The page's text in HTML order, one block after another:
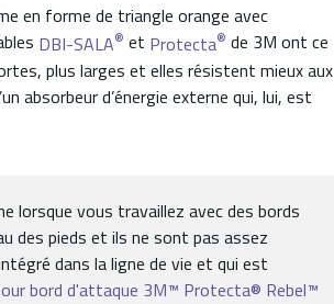
en forme de triangle orange avec
DBI-SALA® et Protecta® de 3M ont ce
plus larges et elles résistent mieux aux
absorbeur d’énergie externe qui, lui, est
lorsque vous travaillez avec des bords
des pieds et ils ne sont pas assez
dans la ligne de vie et qui est
bord d'attaque 3M™ Protecta® Rebel™